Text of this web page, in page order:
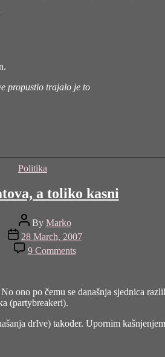
propustio trajalo je to
Categories
Politika
a toliko kasni
Post
author
By Marko
Post
date
28 March, 2007
9 Commentson
Toliko
toliko
ono po čemu se današnja sjednica
(partybreakeri).
drIve) također. Upornim